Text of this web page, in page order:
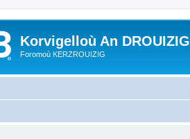
Korvigelloù An DROUIZIG
Foromoù KERZROUIZIG